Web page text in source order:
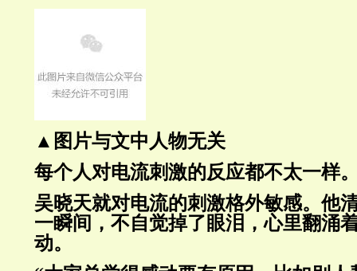
▲图片与文中人物无关
每个人对电流刺激的反应都不太一样
吴晓天就对电流的刺激格外敏感。他
一瞬间，不自觉掉了眼泪，心里翻涌
动。